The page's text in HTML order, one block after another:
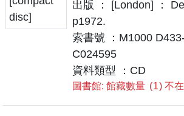
出版 ： [London] ：
p1972.
索書號 ：M1000
C024595
資料類型 ：CD
圖書館: 館藏數量 1 不